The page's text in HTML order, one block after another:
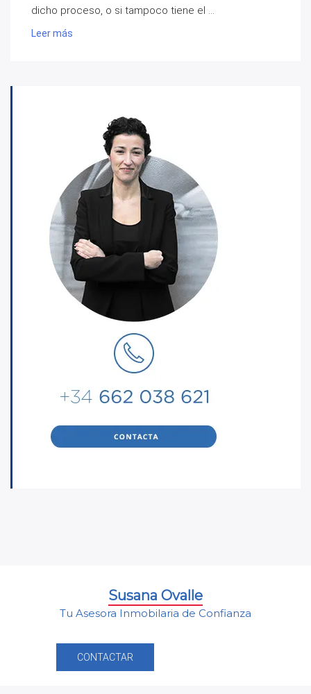
dicho proceso, o si tampoco tiene el ...
Leer más
Susana Ovalle
Tu Asesora Inmobilaria de Confianza
CONTACTAR